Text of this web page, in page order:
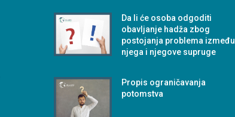
Da li će osoba odgoditi
obavljanje hadža zbog
postojanja problema između
njega i njegove supruge
Propis ograničavanja
potomstva